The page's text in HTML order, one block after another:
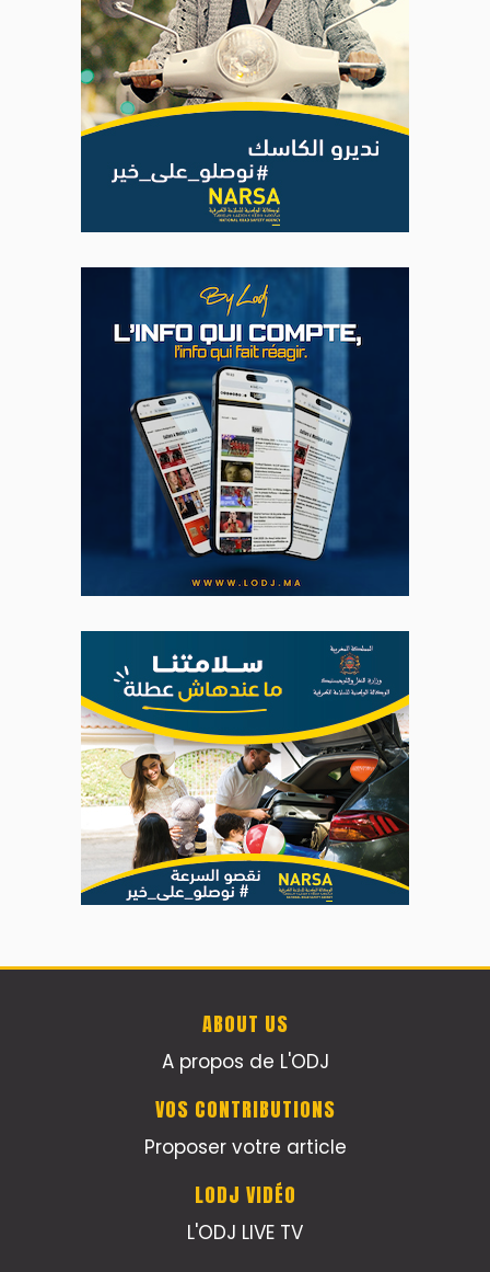
ABOUT US
A propos de L'ODJ
VOS CONTRIBUTIONS
Proposer votre article
LODJ VIDÉO
L'ODJ LIVE TV